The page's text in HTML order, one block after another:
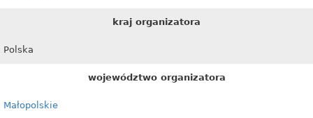
kraj organizatora
Polska
województwo organizatora
Małopolskie